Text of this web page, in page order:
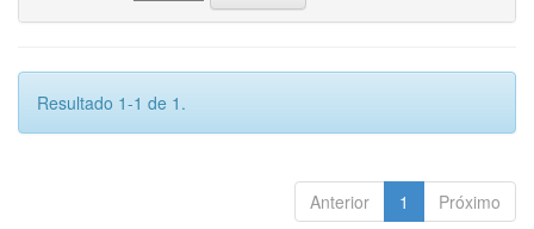
Resultado 1-1 de 1.
Anterior 1 Próximo